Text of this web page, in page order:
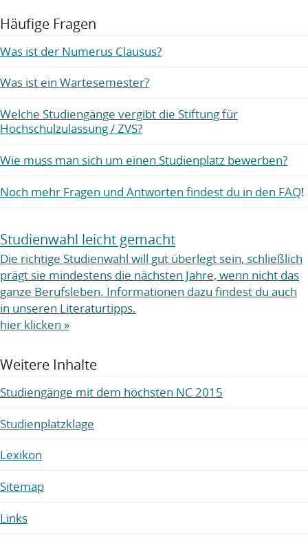
Häufige Fragen
Was ist der Numerus Clausus?
Was ist ein Wartesemester?
Welche Studiengänge vergibt die Stiftung für
Hochschulzulassung / ZVS?
Wie muss man sich um einen Studienplatz bewerben?
Noch mehr Fragen und Antworten findest du in den FAQ!
Studienwahl leicht gemacht
Die richtige Studienwahl will gut überlegt sein, schließlich
prägt sie mindestens die nächsten Jahre, wenn nicht das
ganze Berufsleben. Informationen dazu findest du auch
in unseren Literaturtipps.
hier klicken »
Weitere Inhalte
Studiengänge mit dem höchsten NC 2015
Studienplatzklage
Lexikon
Sitemap
Links